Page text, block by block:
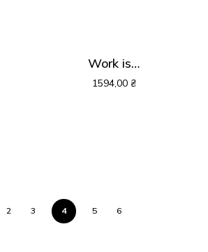
Work is…
1594,00 ₴
2 3 4 5 6